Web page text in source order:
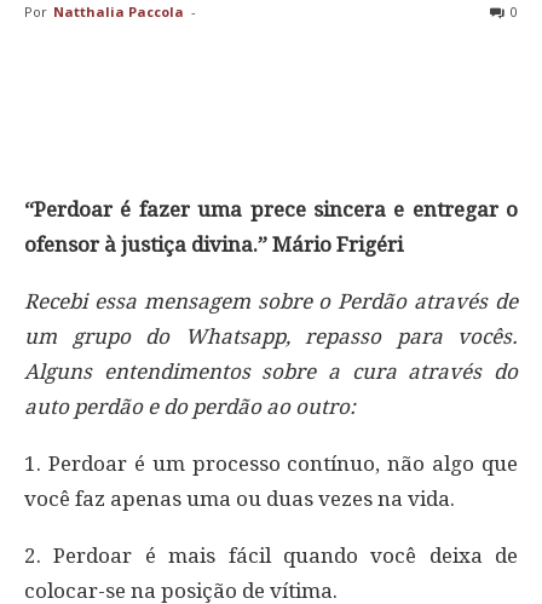
Por Natthalia Paccola - 0
“Perdoar é fazer uma prece sincera e entregar o
ofensor à justiça divina.” Mário Frigéri
Recebi essa mensagem sobre o Perdão através de
um grupo do Whatsapp, repasso para vocês.
Alguns entendimentos sobre a cura através do
auto perdão e do perdão ao outro:
1. Perdoar é um processo contínuo, não algo que
você faz apenas uma ou duas vezes na vida.
2. Perdoar é mais fácil quando você deixa de
colocar-se na posição de vítima.